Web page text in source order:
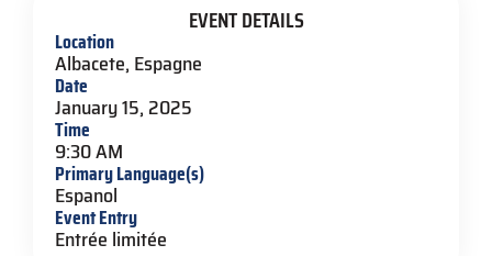
EVENT DETAILS
Location
Albacete, Espagne
Date
January 15, 2025
Time
9:30 AM
Primary Language(s)
Espanol
Event Entry
Entrée limitée